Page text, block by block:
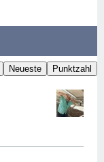
Neueste Punktzahl